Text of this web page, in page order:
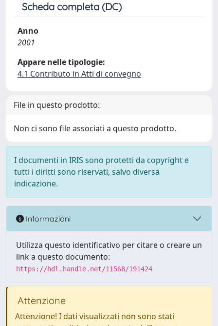
Scheda completa (DC)
Anno
2001
Appare nelle tipologie:
4.1 Contributo in Atti di convegno
File in questo prodotto:
Non ci sono file associati a questo prodotto.
I documenti in IRIS sono protetti da copyright e
tutti i diritti sono riservati, salvo diversa
indicazione.
Informazioni
Utilizza questo identificativo per citare o creare un
link a questo documento:
https://hdl.handle.net/11568/191424
Attenzione
Attenzione! I dati visualizzati non sono stati